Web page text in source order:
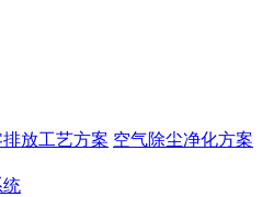
放工艺方案 空气除尘净化方案
统